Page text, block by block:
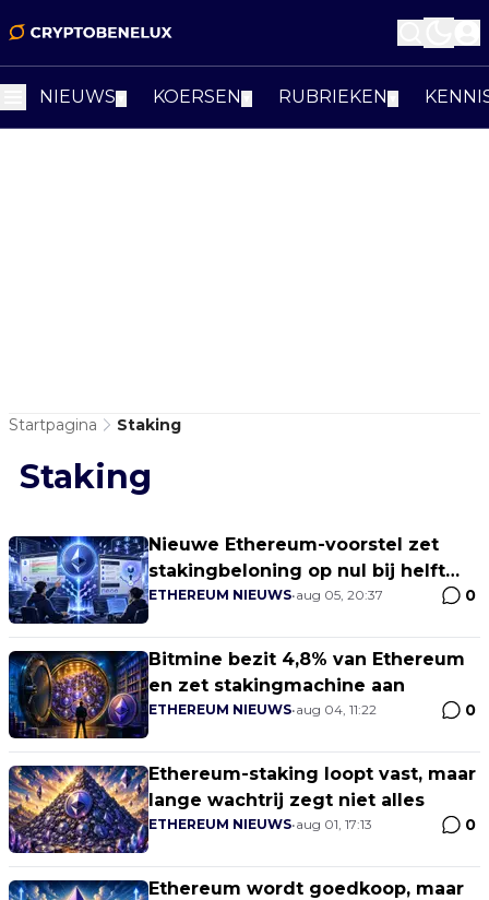
NIEUWS KOERSEN RUBRIEKEN
Startpagina Staking
Staking
Nieuwe Ethereum-voorstel zet
stakingbeloning op nul bij helft
gestakete ETH
ETHEREUM NIEUWS•aug 05, 20:37 0
Bitmine bezit 4,8% van Ethereum
en zet stakingmachine aan
ETHEREUM NIEUWS•aug 04, 11:22 0
Ethereum-staking loopt vast, maar
lange wachtrij zegt niet alles
ETHEREUM NIEUWS•aug 01, 17:13 0
Ethereum wordt goedkoop, maar